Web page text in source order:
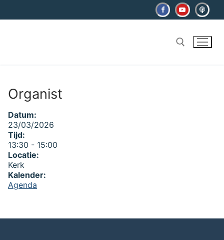
naar
Organist
Datum:
23/03/2026
Tijd:
13:30 - 15:00
Locatie:
Kerk
Kalender:
Agenda